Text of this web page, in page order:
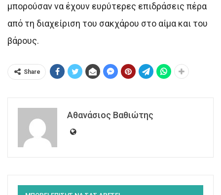
μπορούσαν να έχουν ευρύτερες επιδράσεις πέρα
από τη διαχείριση του σακχάρου στο αίμα και του
βάρους.
Share
Αθανάσιος Βαθιώτης